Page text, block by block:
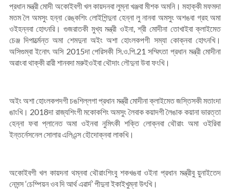
প্রধান মন্ত্রী মোদী অকোইবগী খল কায়দনবা লুম্না খঞ্জবা মীশক অমনি। মহাক্কী মফমদা
মতম লৈ অমসুং হন্না রেঙ্কশিং লোইশিন্দুনা হেন্না লু নানবা অমসুং অশঙবা গ্রহ অমা
ওইহন্নবা হোৎনরি। গুজরাতকী মুখ্য মন্ত্রী ওইনা, শ্রী মোদীনা তোখাইবা ক্লাইমেত
চেঞ্জ দিপার্ত্মেন্ত অমা শেমদুনা অইং অশা হোংলকপগী সম্যা কোক্নবা হোৎনখি।
অসিগুম্বা ইনোৎ অসি 2015দা পেরিসকী সি.ও.পি.21 সম্মিৎতা প্রধান মন্ত্রী মোদীনা
অৱাংবা থাক্কী ৱারী শানবদা মরুইওইবা থৌদাং লৌদুনা উবা ফংখি।
অইং অশা হোংলকপদগী চঙশিল্লগা প্রধান মন্ত্রী মোদীনা ক্লাইমেত জস্তিসকী মতাংদা
ঙাংখি। 2018দা রাজ্যশিংগী মকোকশিং অমসুং লৈবাক কয়াদগী লৈঙাক কয়ানা ভারত্তা
হেন্না ফবা প্লানেত অমা ওইনবা নুমিৎকী শক্তি লোক্নবা থৌরাং অমা ওইরিবা
ইন্তর্নেসনেল সোলার এলিএন্স হৌদোক্নবা লাকখি।
অকোইবগী খল কায়দনা থম্নবা থৌরাংশিংবু শকখঙবা ওইনা প্রধান মন্ত্রীবু য়ুনাইতেদ
নেসন্স ‘চেম্পিয়ন ওব দি আর্থ এৱার্দ’ পীদুনা ইকাইখুম্না উৎখি।